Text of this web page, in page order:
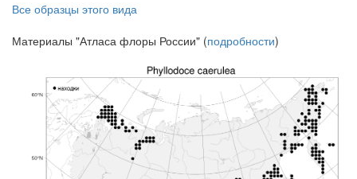
Все образцы этого вида
Материалы "Атласа флоры России" (подробности)